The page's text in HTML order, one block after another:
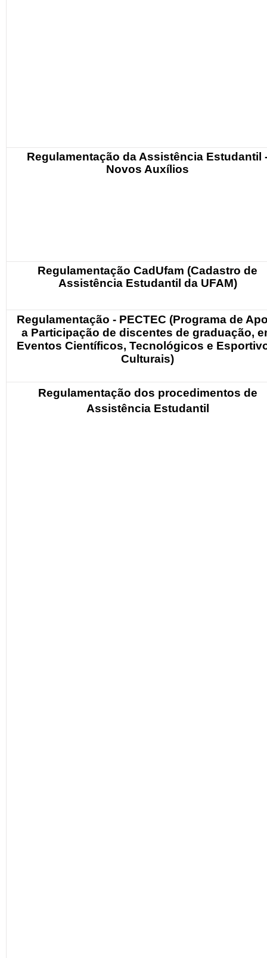
Regulamentação da Assistência Estudantil
Novos Auxílios
Regulamentação CadUfam (Cadastro de
Assistência Estudantil da UFAM)
Regulamentação - PECTEC (Programa de
a Participação de discentes de graduação,
Eventos Científicos, Tecnológicos e
Culturais)
Regulamentação dos procedimentos de
Assistência Estudantil